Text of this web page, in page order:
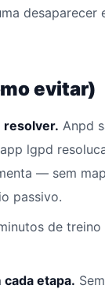
evitar)
resolver. Anpd
lgpd
— sem
passivo.
de
etapa.